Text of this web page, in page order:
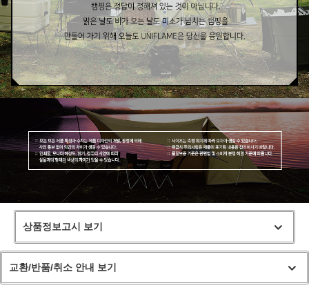
상품정보고시 보기
교환/반품/취소 안내 보기